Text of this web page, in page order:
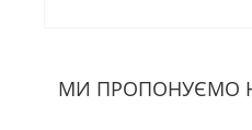
МИ ПРОПОНУЄМО